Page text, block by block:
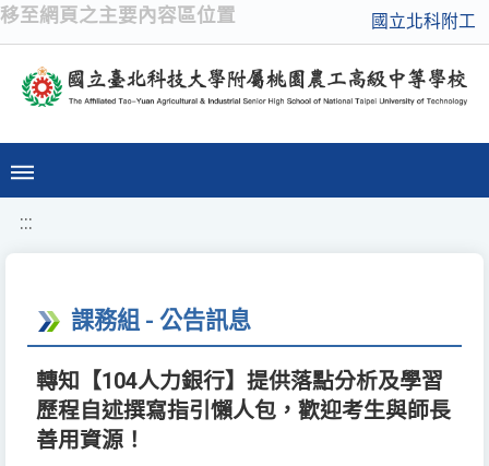
移至網頁之主要內容區位置 國立北科附工
:::
課務組 - 公告訊息
轉知【104人力銀行】提供落點分析及學習
歷程自述撰寫指引懶人包，歡迎考生與師長
善用資源！